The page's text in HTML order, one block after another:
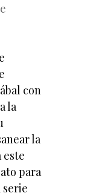
con
la
la
este
para
serie